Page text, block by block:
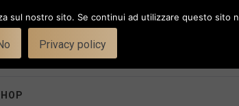
sul nostro sito. Se continui ad utilizzare questo sito
Privacy policy